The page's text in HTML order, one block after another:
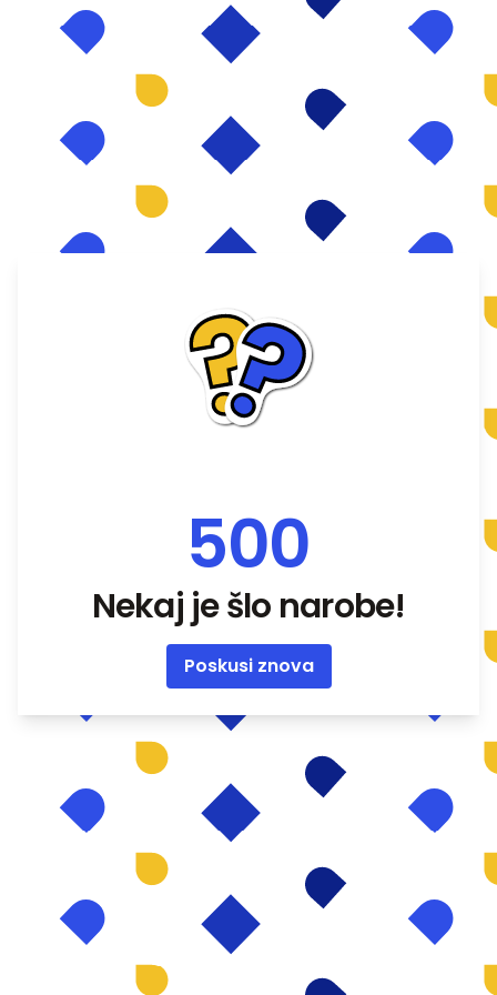
500
Nekaj je šlo narobe!
Poskusi znova